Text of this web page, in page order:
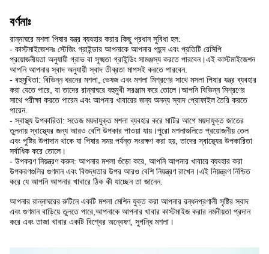
বর্ণনাঃ
রান্নাঘরে মশলা পিষার যন্ত্র ব্যবহার করার কিছু প্রধান সুবিধা হল:
- কাস্টমাইজেশনঃ স্টেজিং গ্রাইন্ডার আপনাকে আপনার পছন্দ এবং প্রতিটি রেসিপি
প্রয়োজনীয়তা অনুযায়ী গ্রাভ বা সূক্ষ্মতা গ্রাইন্ডিং সামঞ্জস্য করতে পারবেন।এই কাস্টমাইজেশন
আপনি আপনার স্বাদ অনুযায়ী স্বাদ তীব্রতা মাপসই করতে পারবেন.
- বহুমুখিতা: বিভিন্ন ধরনের মশলা, ভেষজ এবং মশলা মিশ্রণের সাথে মসলা পিষার যন্ত্র ব্যবহার
করা যেতে পারে, যা তাদের রান্নাঘরে বহুমুখী সরঞ্জাম করে তোলে।আপনি বিভিন্ন মিশ্রণের
সাথে পরীক্ষা করতে পারেন এবং আপনার খাবারের জন্য অনন্য স্বাদ প্রোফাইল তৈরি করতে
পারেন.
- স্বাস্থ্য উপকারিতা: সতেজ ময়দাযুক্ত মশলা ব্যবহার করে মাটির আগে ময়দাযুক্ত জাতের
তুলনায় স্বাস্থ্যের জন্য আরও বেশি উপকার পাওয়া যায়।পুরো মশলাগুলিতে প্রয়োজনীয় তেল
এবং পুষ্টির উপাদান থাকে যা পিষার সময় পর্যন্ত সংরক্ষণ করা হয়, তাদের স্বাস্থ্যের উপকারিতা
সর্বাধিক করে তোলে।
- উপকরণ নিয়ন্ত্রণ করুন: আপনার মশলা গুঁড়ো করে, আপনি আপনার খাবারে ব্যবহার করা
উপকরণগুলির গুণমান এবং বিশুদ্ধতার উপর আরও বেশি নিয়ন্ত্রণ রাখেন।এই নিয়ন্ত্রণ নিশ্চিত
করে যে আপনি আপনার খাবারে ঠিক কী যাচ্ছেন তা জানেন.
আপনার রান্নাঘরের রুটিনে একটি মশলা মেশিন যুক্ত করা আপনার রন্ধনপ্রণালী সৃষ্টির স্বাদ
এবং গুণমান বাড়িয়ে তুলতে পারে,আপনাকে আপনার খাবার কাস্টমাইজ করার নমনীয়তা প্রদান
করে এবং তাজা খাবার একটি বিশ্বের অন্বেষণ, সুগন্ধি মশলা।